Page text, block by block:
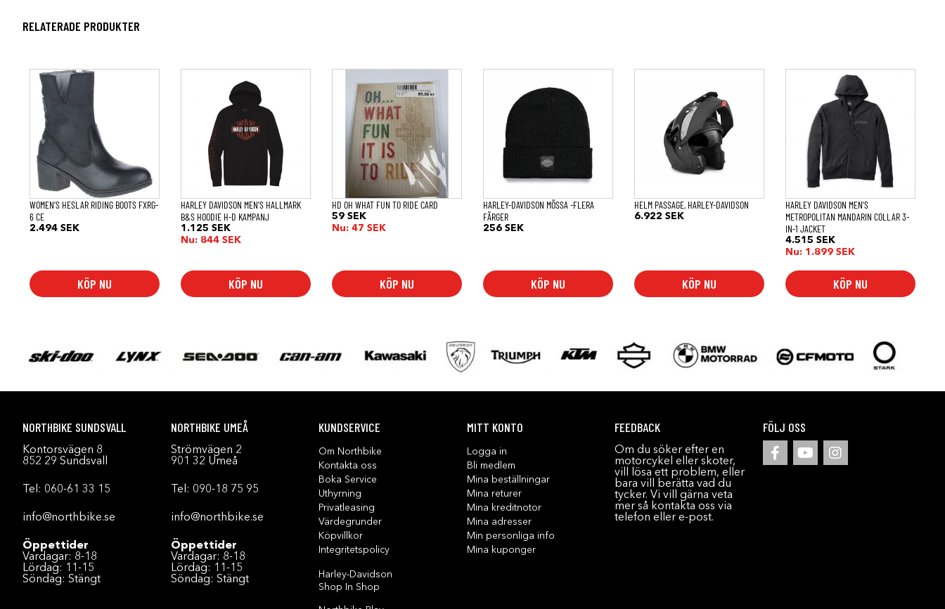
RELATERADE PRODUKTER
WOMEN’S HESLAR RIDING BOOTS FXRG-
6 CE
2.494 SEK
KÖP NU
Den
här
produkten
har
flera
varianter.
De
olika
alternativen
kan
väljas
på
produktsidan
HARLEY DAVIDSON MEN’S HALLMARK
B&S HOODIE H-D KAMPANJ
1.125SEK
Nu: 844SEK
KÖP NU
produkten
varianter.
alternativen
på
produktsidan
HD OH WHAT FUN TO RIDE CARD
59SEK
Nu:47SEK
KÖP NU
HARLEY-DAVIDSON MÖSSA -FLERA
FÄRGER
256SEK
KÖP NU
produkten
varianter.
olika
alternativen
väljas
på
produktsidan
HELM PASSAGE, HARLEY-DAVIDSON
6.922SEK
KÖP NU
varianter.
alternativen
på
produktsidan
HARLEY DAVIDSON MEN’S
METROPOLITAN MANDARIN COLLAR 3-
IN-1 JACKET
4.515SEK
Nu: 1.899SEK
KÖP NU
produkten
varianter.
olika
alternativen
väljas
på
produktsidan
NORTHBIKE SUNDSVALL
Kontorsvägen 8
852 29 Sundsvall
Tel: 060-61 33 15
info@northbike.se
Öppettider
Vardagar: 8-18
Lördag: 11-15
Söndag: Stängt
NORTHBIKE UMEÅ
Strömvägen 2
901 32 Umeå
Tel: 090-18 75 95
info@northbike.se
Öppettider
Vardagar: 8-18
Lördag: 11-15
Söndag: Stängt
KUNDSERVICE
Om Northbike
Kontakta oss
Boka Service
Uthyrning
Privatleasing
Värdegrunder
Köpvillkor
Integritetspolicy
Harley-Davidson
Shop In Shop
MITT KONTO
Logga in
Bli medlem
Mina beställningar
Mina returer
Mina kreditnotor
Mina adresser
Min personliga info
Mina kuponger
FEEDBACK
Om du söker efter en
motorcykel eller skoter,
vill lösa ett problem, eller
bara vill berätta vad du
tycker. Vi vill gärna veta
mer så kontakta oss via
telefon eller e-post.
FÖLJ OSS